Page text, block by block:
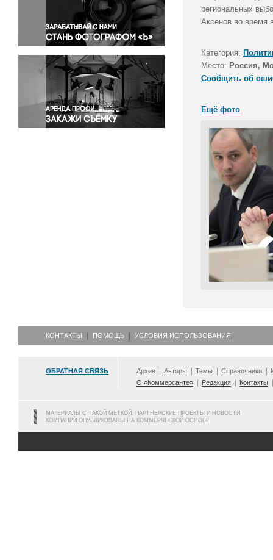
Правосудие
Происшествия и конфликты
Религия
Светская жизнь
Спорт
Экология
Экономика и бизнес
региональных
Аксенов во время
Категория:
Место: Россия,
Сообщить об
Ещё фото
КОНТАКТЫ ПОМОЩЬ УСЛОВИЯ ИСПОЛЬЗОВАНИЯ
ОБРАТНАЯ СВЯЗЬ Архив Авторы Темы Справочники
О «Коммерсанте»
Редакция Контакты
МАТЕРИАЛЫ С ТАКОЙ МЕТКОЙ, ПАРТНЕРСКИЕ ПРОЕКТЫ И НОВОСТИ
КОМПАНИЙ ОПУБЛИКОВАНЫ НА КОММЕРЧЕСКОЙ ОСНОВЕ